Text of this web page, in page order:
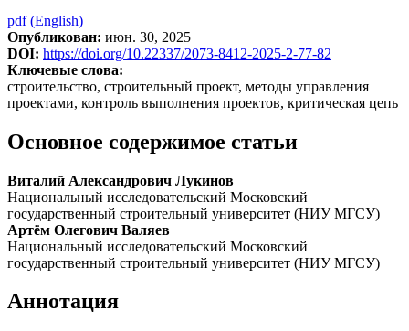
pdf (English)
Опубликован: июн. 30, 2025
DOI: https://doi.org/10.22337/2073-8412-2025-2-77-82
Ключевые слова:
строительство, строительный проект, методы управления
проектами, контроль выполнения проектов, критическая цепь
Основное содержимое статьи
Виталий Александрович Лукинов
Национальный исследовательский Московский
государственный строи­тельный университет (НИУ МГСУ)
Артём Олегович Валяев
Нацио­нальный исследовательский Московский
государственный строительный университет (НИУ МГСУ)
Аннотация